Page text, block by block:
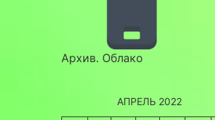
Архив. Облако
АПРЕЛЬ 2022